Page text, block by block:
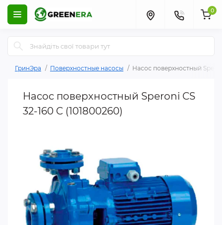
0
ГринЭра Поверхностные насосы Насос поверхностный
Насос поверхностный Speroni CS
32-160 C (101800260)